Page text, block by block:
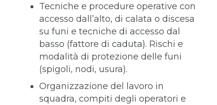
Tecniche e procedure operative con
accesso dall’alto, di calata o discesa
su funi e tecniche di accesso dal
basso (fattore di caduta). Rischi e
modalità di protezione delle funi
(spigoli, nodi, usura).
Organizzazione del lavoro in
squadra, compiti degli operatori e